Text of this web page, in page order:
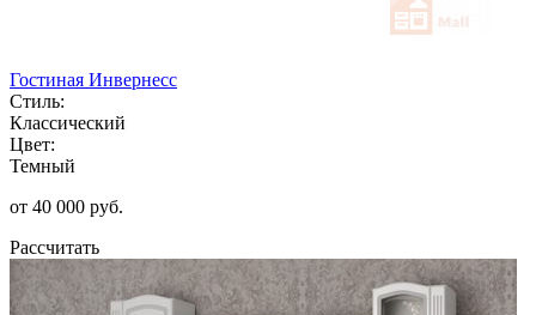
Гостиная Инвернесс
Стиль:
Классический
Цвет:
Темный
от 40 000 руб.
Рассчитать